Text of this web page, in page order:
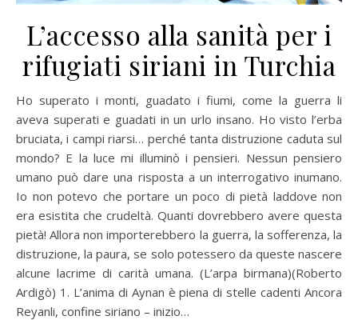
L’accesso alla sanità per i
rifugiati siriani in Turchia
Ho superato i monti, guadato i fiumi, come la guerra li
aveva superati e guadati in un urlo insano. Ho visto l’erba
bruciata, i campi riarsi… perché tanta distruzione caduta sul
mondo? E la luce mi illuminò i pensieri. Nessun pensiero
umano può dare una risposta a un interrogativo inumano.
Io non potevo che portare un poco di pietà laddove non
era esistita che crudeltà. Quanti dovrebbero avere questa
pietà! Allora non importerebbero la guerra, la sofferenza, la
distruzione, la paura, se solo potessero da queste nascere
alcune lacrime di carità umana. (L’arpa birmana)(Roberto
Ardigò) 1. L’anima di Aynan è piena di stelle cadenti Ancora
Reyanli, confine siriano – inizio…